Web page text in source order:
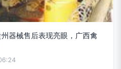
器械售后表现亮眼，广西禽